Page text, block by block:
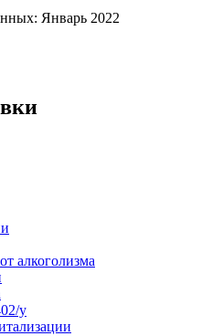
Январь 2022
алкоголизма
у